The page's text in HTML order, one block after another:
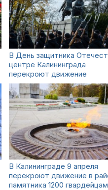
В День защитника
центре Калининграда
перекроют движение
В Калининграде 9 апреля
перекроют движение в
памятника 1200 гвардейцам